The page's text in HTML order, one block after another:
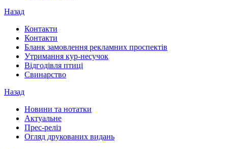
Назад
Контакти
Контакти
Бланк замовлення рекламних проспектів
Утримання кур-несучок
Відгодівля птиці
Свинарство
Назад
Новини та нотатки
Актуальне
Прес-реліз
Огляд друкованих видань